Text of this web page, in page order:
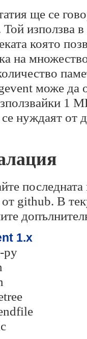
ще се
Той използва
която
на
може да
1
нуждаят от
github. В
1.x
py